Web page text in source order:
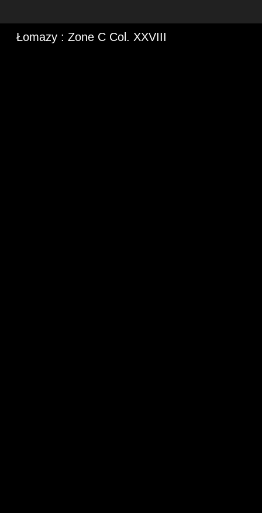
Łomazy : Zone C Col. XXVIII